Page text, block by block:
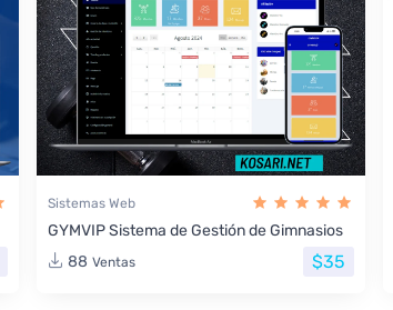
Sistemas Web
GYMVIP Sistema de Gestión de Gimnasios
88 Ventas $35